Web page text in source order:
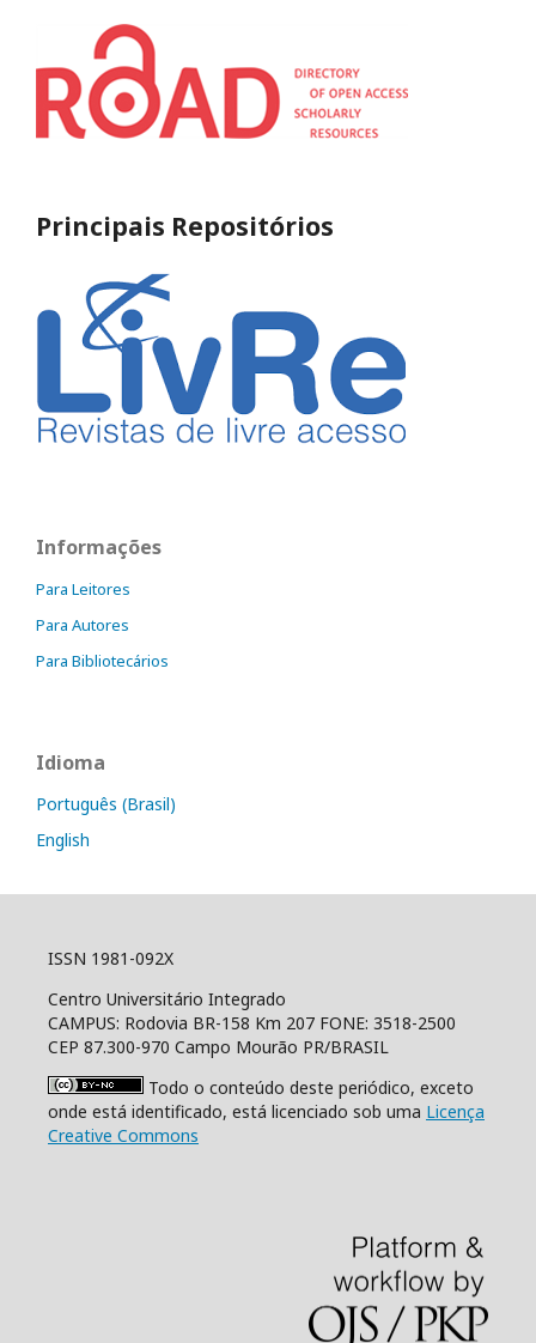
Principais Repositórios
Informações
Para Leitores
Para Autores
Para Bibliotecários
Idioma
Português (Brasil)
English
ISSN 1981-092X
Centro Universitário Integrado
CAMPUS: Rodovia BR-158 Km 207 FONE: 3518-2500
CEP 87.300-970 Campo Mourão PR/BRASIL
Todo o conteúdo deste periódico, exceto
onde está identificado, está licenciado sob uma Licença
Creative Commons